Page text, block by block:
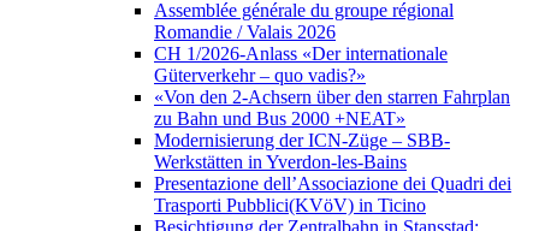
Assemblée générale du groupe régional
Romandie / Valais 2026
CH 1/2026-Anlass «Der internationale
Güterverkehr – quo vadis?»
«Von den 2-Achsern über den starren Fahrplan
zu Bahn und Bus 2000 +NEAT»
Modernisierung der ICN-Züge – SBB-
Werkstätten in Yverdon-les-Bains
Presentazione dell’Associazione dei Quadri dei
Trasporti Pubblici(KVöV) in Ticino